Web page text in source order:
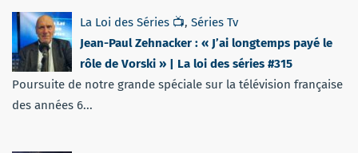
La Loi des Séries 📺, Séries Tv
Jean-Paul Zehnacker : « J’ai longtemps payé le
rôle de Vorski » | La loi des séries #315
Poursuite de notre grande spéciale sur la télévision française
des années 6...